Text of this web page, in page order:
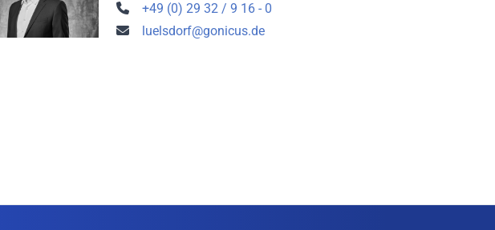
+49 (0) 29 32 / 9 16 - 0
luelsdorf@gonicus.de